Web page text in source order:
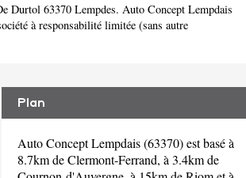
Durtol 63370 Lempdes. Auto Concept Lempdais
à responsabilité limitée (sans autre
Plan
Auto Concept Lempdais (63370) est basé à
8.7km de Clermont-Ferrand, à 3.4km de